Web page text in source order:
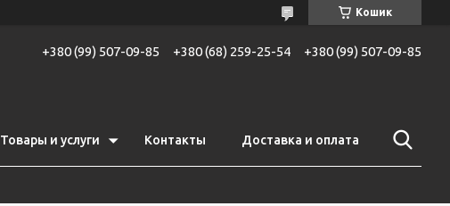
Кошик
+380 (99) 507-09-85 +380 (68) 259-25-54 +380 (99) 507-09-85
Товары и услуги Контакты Доставка и оплата